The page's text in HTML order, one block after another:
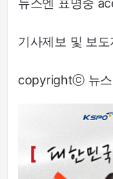
뉴스엔 표명중
기사제보 및 보
copyrightⓒ 뉴스